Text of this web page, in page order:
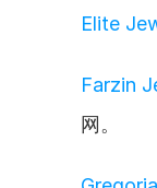
Elite
Farzin
网。